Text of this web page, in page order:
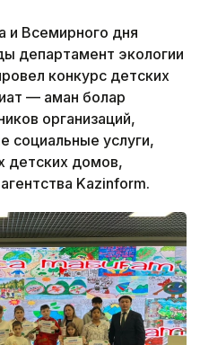
и Всемирного дня
департамент экологии
конкурс детских
— аман болар
организаций,
социальные услуги,
детских домов,
Kazinform.